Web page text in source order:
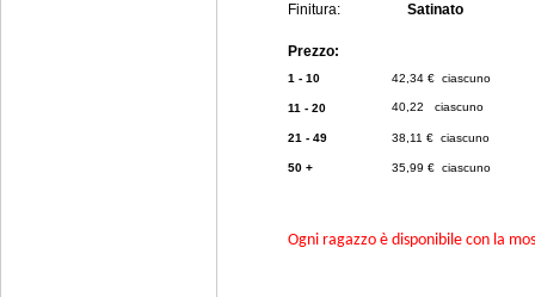
Finitura:
Satinato
Prezzo:
1 - 10 42,34 € ciascuno
11 - 20 40,22  ciascuno
21 - 49 38,11 € ciascuno
50 + 35,99 € ciascuno
Ogni ragazzo è disponibile con la